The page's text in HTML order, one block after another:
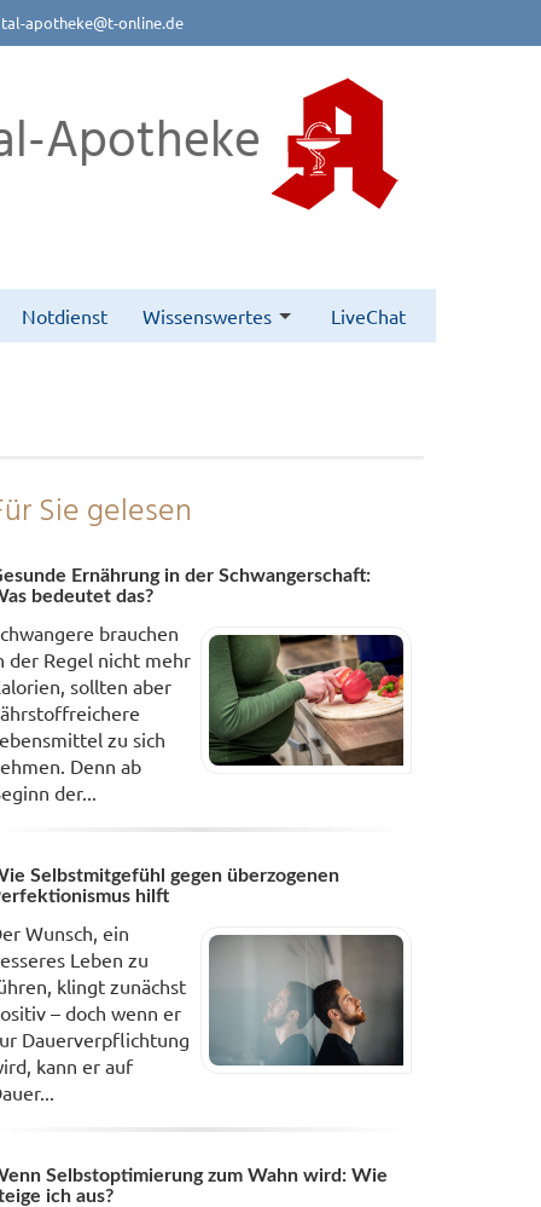
apotheke@t-online.de
Apotheke
Notdienst Wissenswertes LiveChat
Sie gelesen
Ernährung in der Schwangerschaft:
bedeutet das?
brauchen
der Regel nicht mehr
sollten aber
zu sich
Denn ab
der...
Selbstmitgefühl gegen überzogenen
hilft
Wunsch, ein
Leben zu
klingt zunächst
– doch wenn er
Dauerverpflichtung
kann er auf
Selbstoptimierung zum Wahn wird: Wie
ich aus?